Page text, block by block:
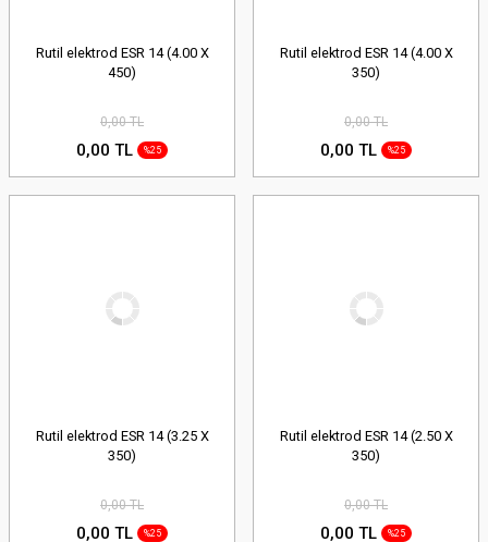
Rutil elektrod ESR 14 (4.00 X
450)
0,00 TL
0,00 TL %25
Rutil elektrod ESR 14 (4.00 X
350)
0,00 TL
0,00 TL %25
Rutil elektrod ESR 14 (3.25 X
350)
0,00 TL
0,00 TL %25
Rutil elektrod ESR 14 (2.50 X
350)
0,00 TL
0,00 TL %25